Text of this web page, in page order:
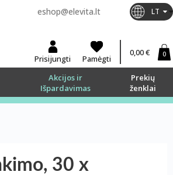
eshop@elevita.lt LT
Prisijungti Pamėgti
0,00 € 0
Akcijos ir
Išpardavimas
Prekių
ženklai
30 x